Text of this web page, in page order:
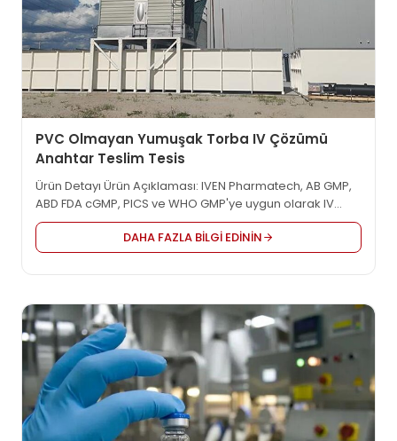
PVC Olmayan Yumuşak Torba IV Çözümü
Anahtar Teslim Tesis
Ürün Detayı Ürün Açıklaması: IVEN Pharmatech, AB GMP,
ABD FDA cGMP, PICS ve WHO GMP'ye uygun olarak IV
solüsyon, aşı, onkoloji vb. gibi dünya çapında ilaç
fabrikası için entegre mühendislik çözümü sağlayan
anahtar teslimi tesislerin öncü tedarikçisidir. En makul
DAHA FAZLA BILGI EDININ